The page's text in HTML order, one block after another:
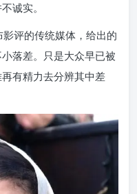
诚实。
评的传统媒体，给出的
落差。只是大众早已被
有精力去分辨其中差